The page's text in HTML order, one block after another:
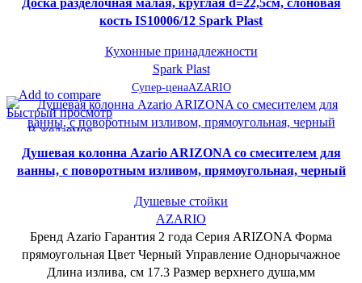
кость IS10006/12 Spark Plast
Кухонные принадлежности
Spark Plast
Супер-ценаAZARIO
Add to compare
Быстрый просмотр
В желаемое
Душевая колонна Azario ARIZONA со смесителем для
ванны, с поворотным изливом, прямоугольная, черный
Душевые стойки
AZARIO
Бренд Azario Гарантия 2 года Серия ARIZONA Форма
прямоугольная Цвет Черный Управление Однорычажное
Длина излива, см 17.3 Размер верхнего душа,мм